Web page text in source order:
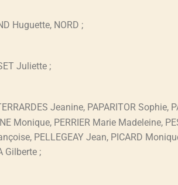
Huguette, NORD ;
Juliette ;
Jeanine, PAPARITOR Sophie,
Monique, PERRIER Marie Madeleine,
PELLEGEAY Jean, PICARD
Gilberte ;